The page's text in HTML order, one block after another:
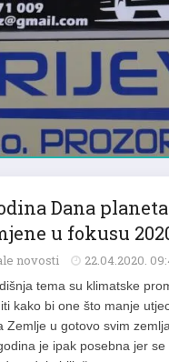
Dana
u fokusu
kako bi one što manje
Zemlje u gotovo svim
je ipak posebna jer se
događaj obilježen na…